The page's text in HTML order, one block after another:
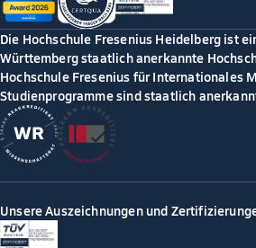
Die Hochschule Fresenius Heidelberg ist
Württemberg staatlich anerkannte
Hochschule Fresenius für Internationales
Studienprogramme sind staatlich
Unsere Auszeichnungen und